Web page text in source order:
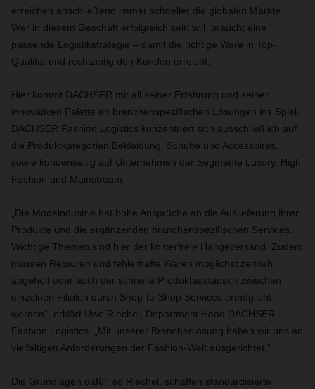
erreichen anschließend immer schneller die globalen Märkte.
Wer in diesem Geschäft erfolgreich sein will, braucht eine
passende Logistikstrategie – damit die richtige Ware in Top-
Qualität und rechtzeitig den Kunden erreicht.
Hier kommt DACHSER mit all seiner Erfahrung und seiner
innovativen Palette an branchenspezifischen Lösungen ins Spiel.
DACHSER Fashion Logistics konzentriert sich ausschließlich auf
die Produktkategorien Bekleidung, Schuhe und Accessoires,
sowie kundenseitig auf Unternehmen der Segmente Luxury, High
Fashion und Mainstream.
„Die Modeindustrie hat hohe Ansprüche an die Auslieferung ihrer
Produkte und die ergänzenden branchenspezifischen Services.
Wichtige Themen sind hier der knitterfreie Hängeversand. Zudem
müssen Retouren und fehlerhafte Waren möglichst zeitnah
abgeholt oder auch der schnelle Produktaustausch zwischen
einzelnen Filialen durch Shop-to-Shop Services ermöglicht
werden“, erklärt Uwe Riechel, Department Head DACHSER
Fashion Logistics. „Mit unserer Branchenlösung haben wir uns an
vielfältigen Anforderungen der Fashion-Welt ausgerichtet.“
Die Grundlagen dafür, so Riechel, schaffen standardisierte